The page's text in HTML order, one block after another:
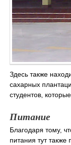
Здесь также
сахарных
студентов,
Питание
Благодаря тому,
питания тут